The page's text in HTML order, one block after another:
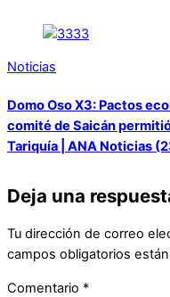
Noticias
Domo Oso X3: Pactos
comité de Saicán
Tariquía | ANA Noticias
Deja una
Tu dirección de correo
campos obligatorios
Comentario *